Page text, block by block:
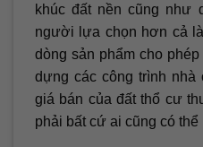
khúc đất nền cũng như
người lựa chọn hơn cả
dòng sản phẩm cho
dựng các công trình
giá bán của đất thổ cư
phải bất cứ ai cũng có